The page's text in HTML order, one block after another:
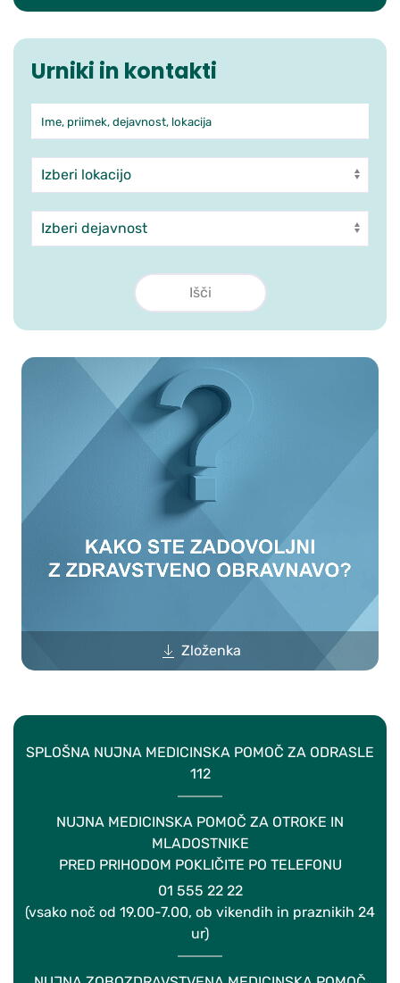
Urniki in kontakti
Iskanje po ambulantah in
Ime, priimek, dejavnost, lokacija
Enota
Dejavnost
Zloženka
SPLOŠNA NUJNA MEDICINSKA POMOČ ZA ODRASLE
112
NUJNA MEDICINSKA POMOČ ZA OTROKE IN
MLADOSTNIKE
PRED PRIHODOM POKLIČITE PO TELEFONU
01 555 22 22
(vsako noč od 19.00-7.00, ob vikendih in praznikih 24
ur)